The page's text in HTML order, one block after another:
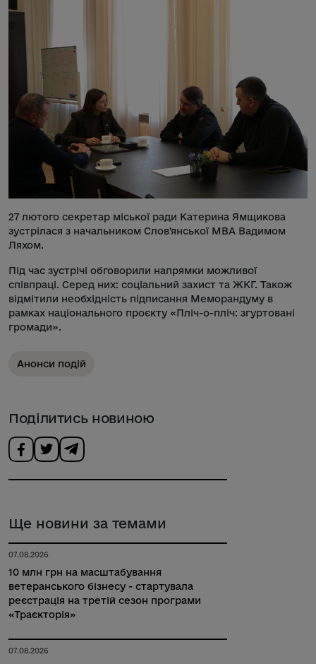
27 лютого секретар міської ради Катерина Ямщикова
зустрілася з начальником Слов'янської МВА Вадимом
Ляхом.
Під час зустрічі обговорили напрямки можливої
співпраці. Серед них: соціальний захист та ЖКГ. Також
відмітили необхідність підписання Меморандуму в
рамках національного проєкту «Пліч-о-пліч: згуртовані
громади».
Анонси подій
Поділитись новиною
Ще новини за темами
07.08.2026
10 млн грн на масштабування
ветеранського бізнесу - стартувала
реєстрація на третій сезон програми
«Траєкторія»
07.08.2026